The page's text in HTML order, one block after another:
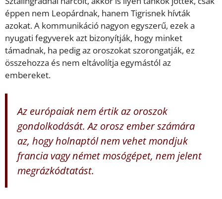
éppen nem Leopárdnak, hanem Tigrisnek hívták
azokat. A kommunikáció nagyon egyszerű, ezek a
nyugati fegyverek azt bizonyítják, hogy minket
támadnak, ha pedig az oroszokat szorongatják, ez
összehozza és nem eltávolítja egymástól az
embereket.
Az európaiak nem értik az oroszok
gondolkodását. Az orosz ember számára
az, hogy holnaptól nem vehet mondjuk
francia vagy német mosógépet, nem jelent
megrázkódtatást.